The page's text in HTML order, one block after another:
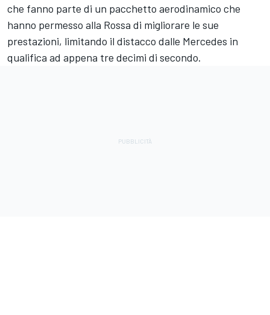
che fanno parte di un pacchetto aerodinamico che
hanno permesso alla Rossa di migliorare le sue
prestazioni, limitando il distacco dalle Mercedes in
qualifica ad appena tre decimi di secondo.